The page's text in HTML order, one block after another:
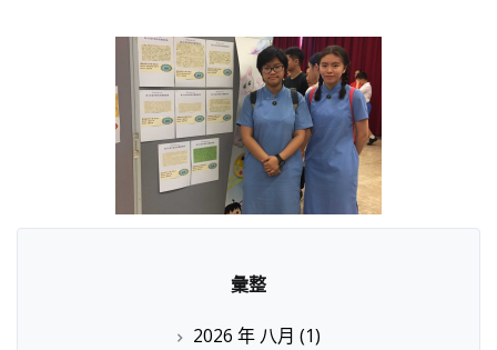
彙整
2026 年 八月 (1)